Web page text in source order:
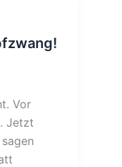
Vor
Jetzt